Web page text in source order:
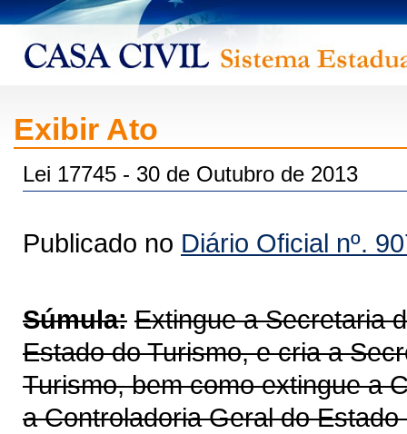
Exibir Ato
Lei 17745 - 30 de Outubro de 2013
Publicado no Diário Oficial nº.
Súmula: Extingue a Secretaria
Estado do Turismo, e cria a
Turismo, bem como extingue a
a Controladoria Geral do